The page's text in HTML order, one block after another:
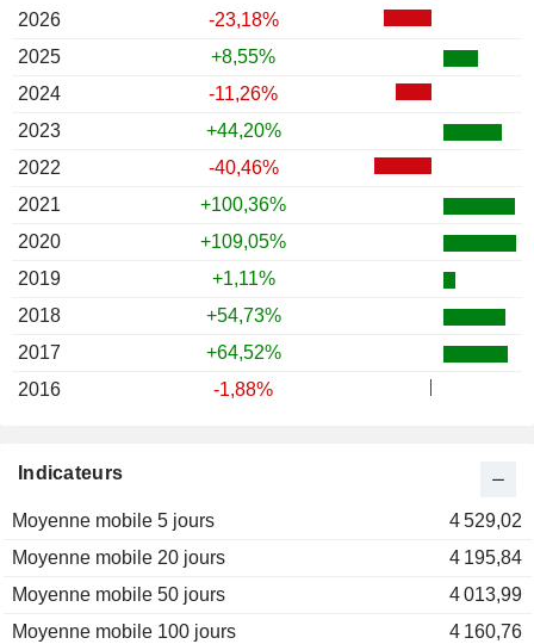
Indicateurs
Moyenne mobile 5 jours
4 529,02
Moyenne mobile 20 jours
4 195,84
Moyenne mobile 50 jours
4 013,99
Moyenne mobile 100 jours
4 160,76
2026
-23,18%
2025
+8,55%
2024
-11,26%
2023
+44,20%
2022
-40,46%
2021
+100,36%
2020
+109,05%
2019
+1,11%
2018
+54,73%
2017
+64,52%
2016
-1,88%